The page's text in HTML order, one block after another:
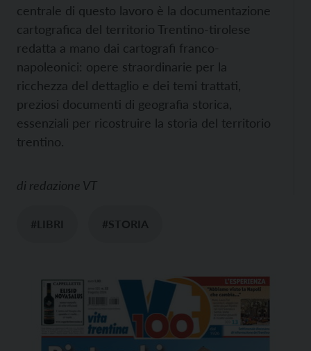
centrale di questo lavoro è la documentazione
cartografica del territorio Trentino-tirolese
redatta a mano dai cartografi franco-
napoleonici: opere straordinarie per la
ricchezza del dettaglio e dei temi trattati,
preziosi documenti di geografia storica,
essenziali per ricostruire la storia del territorio
trentino.
di redazione VT
#LIBRI #STORIA